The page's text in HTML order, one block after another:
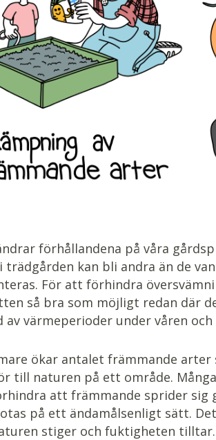
förhållandena på våra
kan bli andra än de
För att förhindra
så bra som möjligt redan där
värmeperioder under våren och
ökar antalet främmande
till naturen på ett område.
att främmande sprider
på ett ändamålsenligt sätt.
stiger och fuktigheten tilltar.